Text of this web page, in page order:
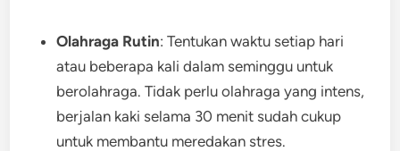
Olahraga Rutin: Tentukan waktu setiap hari
atau beberapa kali dalam seminggu untuk
berolahraga. Tidak perlu olahraga yang intens,
berjalan kaki selama 30 menit sudah cukup
untuk membantu meredakan stres.